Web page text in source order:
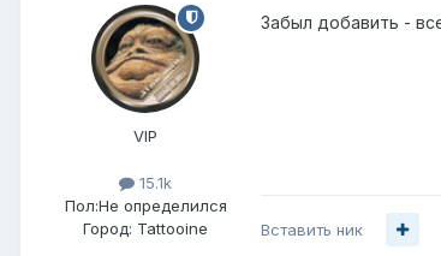
VIP
15.1k
Пол:Не определился
Город: Tattooine
Забыл добавить -
Вставить ник